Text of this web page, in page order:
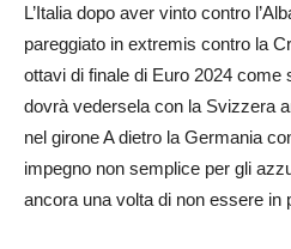
L’Italia dopo aver vinto contro
pareggiato in extremis contro la
ottavi di finale di Euro 2024 come
dovrà vedersela con la Svizzera
nel girone A dietro la Germania
impegno non semplice per gli
ancora una volta di non essere in